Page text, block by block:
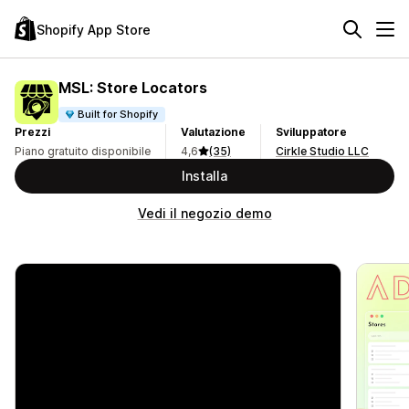
Shopify App Store
MSL: Store Locators
Built for Shopify
Prezzi
Piano gratuito disponibile
Valutazione
4,6
(35)
Sviluppatore
Cirkle Studio LLC
Installa
Vedi il negozio demo